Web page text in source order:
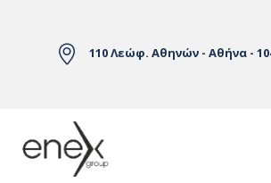
110 Λεώφ. Αθηνών - Αθήνα -